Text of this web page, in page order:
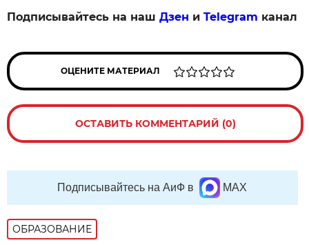
Подписывайтесь на нашДзен иTelegram канал
ОЦЕНИТЕ МАТЕРИАЛ
ОСТАВИТЬ КОММЕНТАРИЙ (0)
Подписывайтесь на АиФ в MAX
ОБРАЗОВАНИЕ